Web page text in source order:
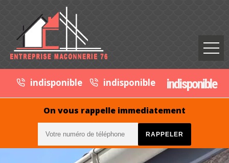
indisponible indisponible indisponible
On vous rappelle immediatement